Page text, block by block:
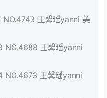
NO.4743 王馨瑶yanni 美
NO.4688 王馨瑶yanni
NO.4673 王馨瑶yanni